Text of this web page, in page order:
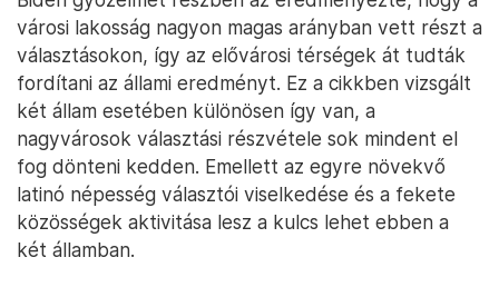
városi lakosság nagyon magas arányban vett részt a
választásokon, így az elővárosi térségek át tudták
fordítani az állami eredményt. Ez a cikkben vizsgált
két állam esetében különösen így van, a
nagyvárosok választási részvétele sok mindent el
fog dönteni kedden. Emellett az egyre növekvő
latinó népesség választói viselkedése és a fekete
közösségek aktivitása lesz a kulcs lehet ebben a
két államban.